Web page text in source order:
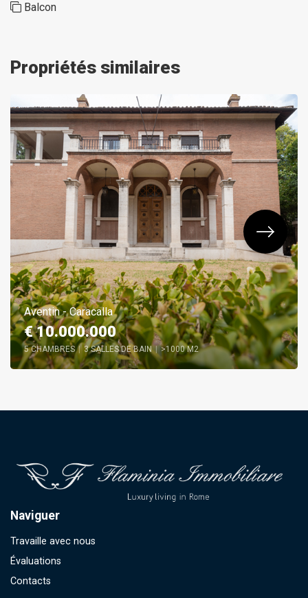
Balcon
Propriétés similaires
Aventin - Caracalla
€ 10.000.000
5 CHAMBRES | 3 SALLES DE BAIN | >1000 M2
Naviguer
Travaille avec nous
Évaluations
Contacts